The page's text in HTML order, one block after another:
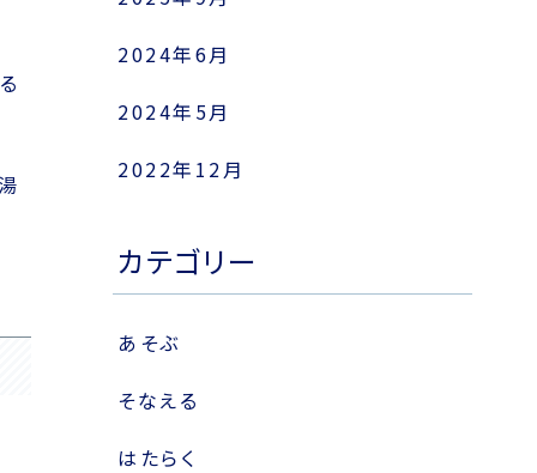
2024年6月
2024年5月
2022年12月
カテゴリー
あそぶ
そなえる
はたらく